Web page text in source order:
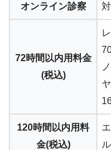
オンライン診察
72時間以内用料金
(税込)
120時間以内用料
金(税込)